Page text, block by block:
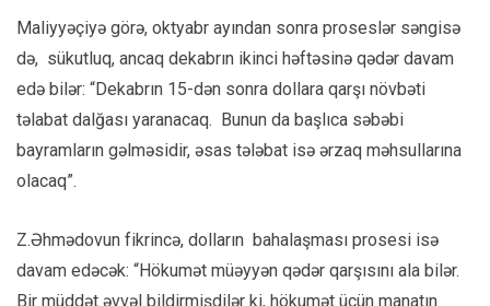
Maliyyəçiyə görə, oktyabr ayından sonra proseslər səngisə
də, sükutluq, ancaq dekabrın ikinci həftəsinə qədər davam
edə bilər: “Dekabrın 15-dən sonra dollara qarşı növbəti
təlabat dalğası yaranacaq. Bunun da başlıca səbəbi
bayramların gəlməsidir, əsas tələbat isə ərzaq məhsullarına
olacaq”.
Z.Əhmədovun fikrincə, dolların bahalaşması prosesi isə
davam edəcək: “Hökumət müəyyən qədər qarşısını ala bilər.
Bir müddət əvvəl bildirmişdilər ki, hökumət üçün manatın